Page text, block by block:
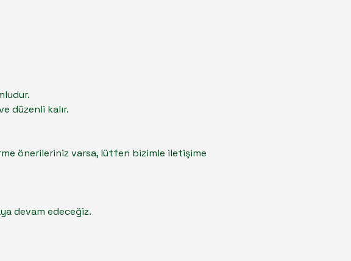
düzenli kalır.
önerileriniz varsa, lütfen bizimle iletişime
devam edeceğiz.